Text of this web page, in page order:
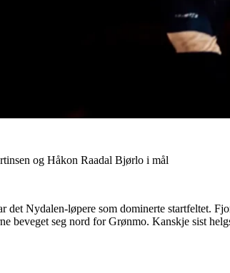
og Håkon Raadal Bjørlo i mål
det Nydalen-løpere som dominerte startfeltet.
beveget seg nord for Grønmo. Kanskje sist